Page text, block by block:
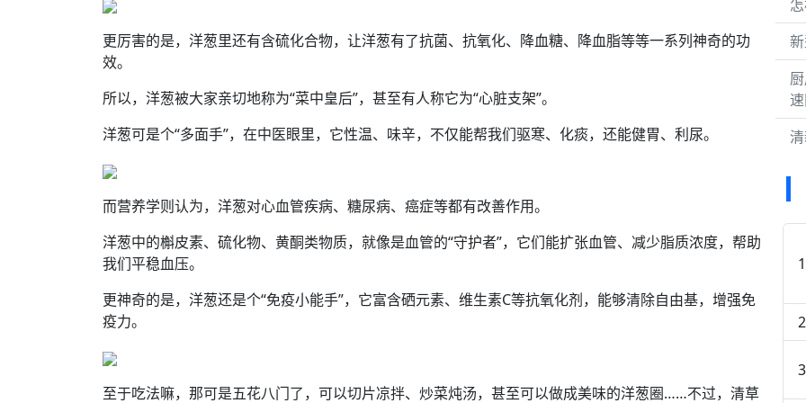
更厉害的是，洋葱里还有含硫化合物，让洋葱有了抗菌、抗氧化、降血糖、降血脂等等一系列神奇的功
效。
所以，洋葱被大家亲切地称为“菜中皇后”，甚至有人称它为“心脏支架”。
洋葱可是个“多面手”，在中医眼里，它性温、味辛，不仅能帮我们驱寒、化痰，还能健胃、利尿。
而营养学则认为，洋葱对心血管疾病、糖尿病、癌症等都有改善作用。
洋葱中的槲皮素、硫化物、黄酮类物质，就像是血管的“守护者”，它们能扩张血管、减少脂质浓度，帮助
我们平稳血压。
更神奇的是，洋葱还是个“免疫小能手”，它富含硒元素、维生素C等抗氧化剂，能够清除自由基，增强免
疫力。
至于吃法嘛，那可是五花八门了，可以切片凉拌、炒菜炖汤，甚至可以做成美味的洋葱圈……不过，清草